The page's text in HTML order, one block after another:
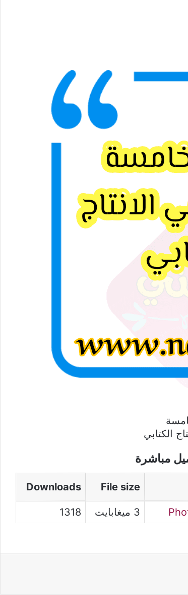
الكتابي
مباشرة
File size
Downloads
3 ميغابايت 1318